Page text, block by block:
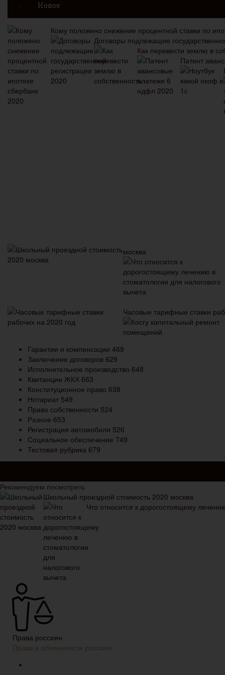
Новое
Кому положено снижение процентной ставки по
Договоры подлежащие
Как перевести землю в
Патент
москва
Часовые тарифные ставки
Гарантии и компенсации 469
Заключение договоров 629
Исполнительное производство 648
Квитанции ЖКХ 663
Конституционное право 638
Нотариат 549
Право собственности 524
Разное 653
Регистрация автомобиля 526
Социальное обеспечение 749
Тестовая рубрика 679
Рекомендуем посмотреть
Школьный проездной стоимость 2020 москва
Что относится к дорогостоящему
Права россиян
Права и обязанности россиян